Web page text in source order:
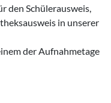
den Schülerausweis,
in unserer
der Aufnahmetage